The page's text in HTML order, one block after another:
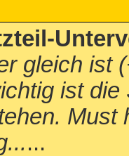
gleich ist
ist
Must
...